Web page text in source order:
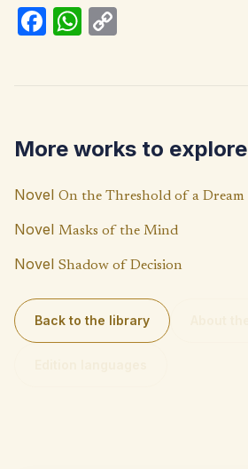
Fa
k
W
p
p
Li
n
k
More works to explore
Novel On the Threshold of a Dream
Novel Masks of the Mind
Novel Shadow of Decision
Back to the library